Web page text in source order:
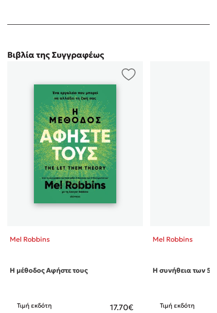
Βιβλία της Συγγραφέως
Mel Robbins
Η μέθοδος Αφήστε τους
Τιμή εκδότη 17.70€
Mel Robbins
Η συνήθεια των 5
Τιμή εκδότη